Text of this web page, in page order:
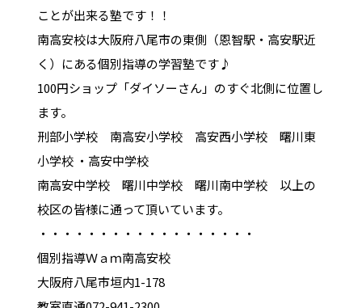
ことが出来る塾です！！
南高安校は大阪府八尾市の東側（恩智駅・高安駅近
く）にある個別指導の学習塾です♪
100円ショップ「ダイソーさん」のすぐ北側に位置し
ます。
刑部小学校 南高安小学校 高安西小学校 曙川東
小学校 ・高安中学校
南高安中学校 曙川中学校 曙川南中学校 以上の
校区の皆様に通って頂いています。
・・・・・・・・・・・・・・・・・・
個別指導Ｗａｍ南高安校
大阪府八尾市垣内1-178